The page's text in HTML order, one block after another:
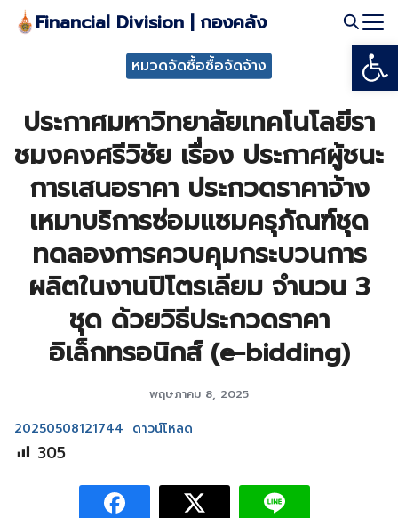
Skip Financial Division | กองคลัง
หมวดจัดซื้อซื้อจัดจ้าง
ประกาศมหาวิทยาลัยเทคโนโลยีรา
ชมงคงศรีวิชัย เรื่อง ประกาศผู้ชนะ
การเสนอราคา ประกวดราคาจ้าง
เหมาบริการซ่อมแซมครุภัณฑ์ชุด
ทดลองการควบคุมกระบวนการ
ผลิตในงานปิโตรเลียม จำนวน 3
ชุด ด้วยวิธีประกวดราคา
อิเล็กทรอนิกส์ (e-bidding)
พฤษภาคม 8, 2025
20250508121744 ดาวน์โหลด
305